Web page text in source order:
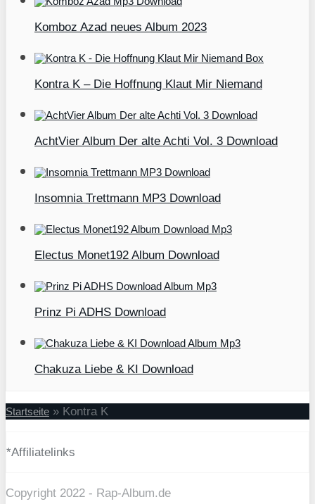
Komboz Azad neues Album 2023
Kontra K – Die Hoffnung Klaut Mir Niemand
AchtVier Album Der alte Achti Vol. 3 Download
Insomnia Trettmann MP3 Download
Electus Monet192 Album Download
Prinz Pi ADHS Download
Chakuza Liebe & KI Download
Startseite » Kontra K
*Affiliatelinks
Copyright 2022 - Rap-Album.de